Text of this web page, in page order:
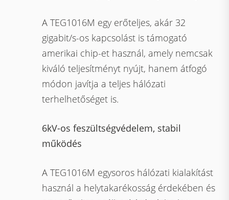
A TEG1016M egy erőteljes, akár 32
gigabit/s-os kapcsolást is támogató
amerikai chip-et használ, amely nemcsak
kiváló teljesítményt nyújt, hanem átfogó
módon javítja a teljes hálózati
terhelhetőséget is.
6kV-os feszültségvédelem, stabil
működés
A TEG1016M egysoros hálózati kialakítást
használ a helytakarékosság érdekében és